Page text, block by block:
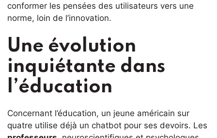
conformer les pensées des utilisateurs vers une
norme, loin de l’innovation.
Une évolution
inquiétante dans
l’éducation
Concernant l’éducation, un jeune américain sur
quatre utilise déjà un chatbot pour ses devoirs. Les